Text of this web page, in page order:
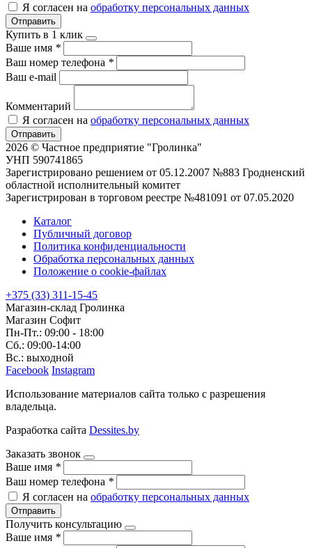
Я согласен на обработку персональных данных
Отправить
Купить в 1 клик
Ваше имя *
Ваш номер телефона *
Ваш e-mail
Комментарий
Я согласен на обработку персональных данных
Отправить
2026 © Частное предприятие "Гролинка"
УНП 590741865
Зарегистрировано решением от 05.12.2007 №883 Гродненский
областной исполнительный комитет
Зарегистрирован в торговом реестре №481091 от 07.05.2020
Каталог
Публичный договор
Политика конфиденциальности
Обработка персональных данных
Положение о cookie-файлах
+375 (33) 311-15-45
Магазин-склад Гролинка
Магазин Софит
Пн-Пт.: 09:00 - 18:00
Сб.: 09:00-14:00
Вс.: выходной
Facebook Instagram
Использование материалов сайта только с разрешения
владельца.
Разработка сайта Dessites.by
Заказать звонок
Ваше имя *
Ваш номер телефона *
Я согласен на обработку персональных данных
Отправить
Получить консультацию
Ваше имя *